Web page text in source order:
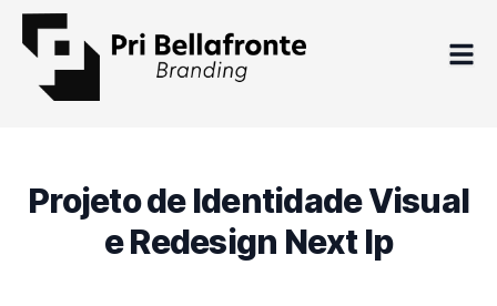
Projeto de Identidade Visual
e Redesign Next Ip